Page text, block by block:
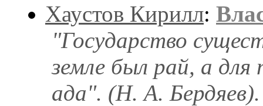
Хаустов Кирилл:
"Государство
земле был рай, а
ада". (Н. А. Бердяев).